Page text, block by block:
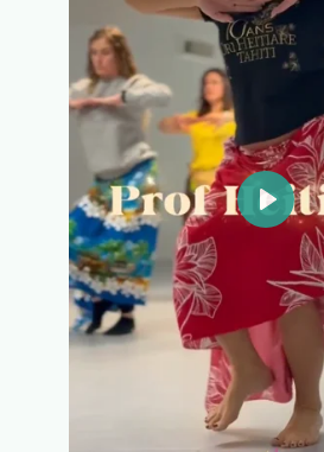
P
a
y